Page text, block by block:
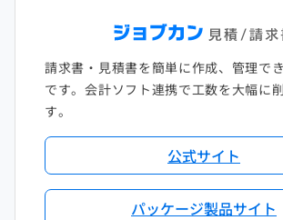
請求書・見積書を簡単に作成、管理で
です。会計ソフト連携で工数を大幅に
す。
公式サイト
パッケージ製品サイト